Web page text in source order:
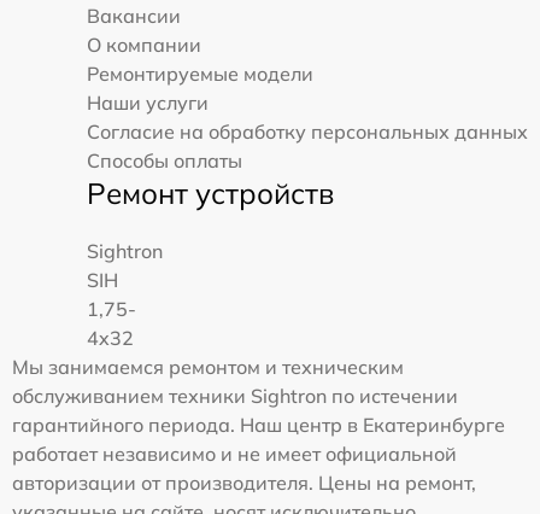
Вакансии
О компании
Ремонтируемые модели
Наши услуги
Согласие на обработку персональных данных
Способы оплаты
Ремонт устройств
Sightron
SIH
1,75-
4x32
Мы занимаемся ремонтом и техническим
обслуживанием техники Sightron по истечении
гарантийного периода. Наш центр в Екатеринбурге
работает независимо и не имеет официальной
авторизации от производителя. Цены на ремонт,